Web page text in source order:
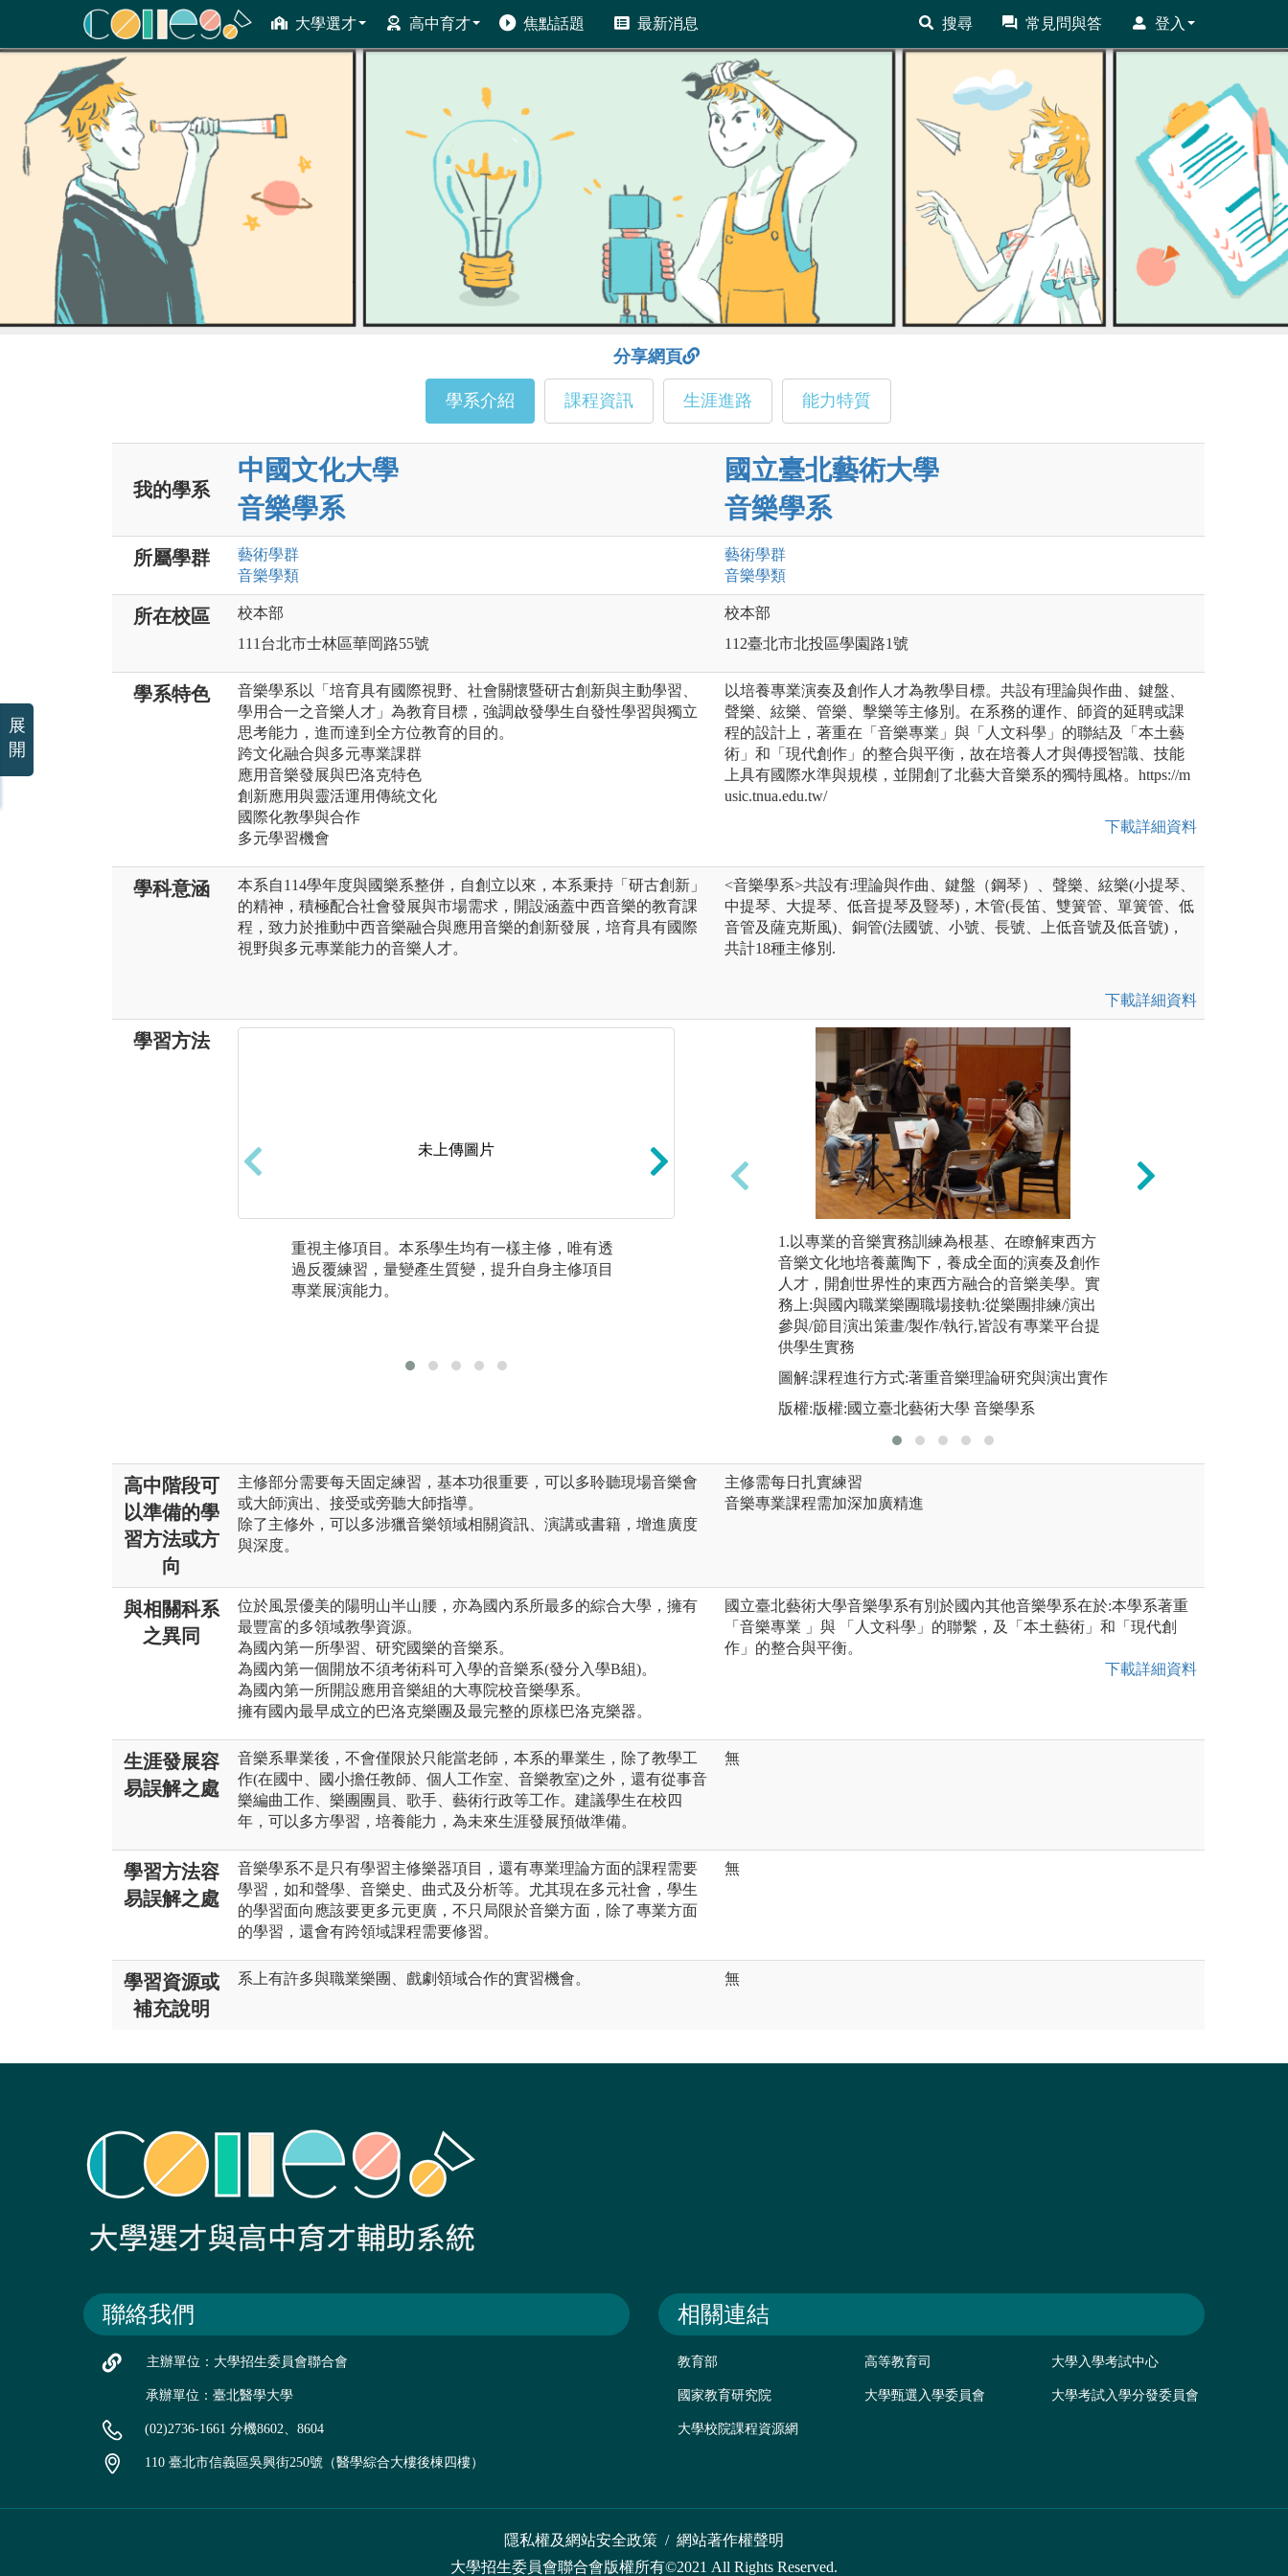
大學選才 高中育才 焦點話題 最新消息 搜尋 常見問與答 登入
ColleGo! 大學選才與高中育才輔助系統
分享網頁
學系介紹 課程資訊 生涯進路 能力特質
我的學系
中國文化大學
音樂學系
國立臺北藝術大學
音樂學系
所屬學群 藝術學群
音樂學類
藝術學群
音樂學類
所在校區
校本部
111台北市士林區華岡路55號
校本部
112臺北市北投區學園路1號
學系特色
音樂學系以「培育具有國際視野、社會關懷暨研古創新與主動學習、
學用合一之音樂人才」為教育目標，強調啟發學生自發性學習與獨立
思考能力，進而達到全方位教育的目的。
跨文化融合與多元專業課群
應用音樂發展與巴洛克特色
創新應用與靈活運用傳統文化
國際化教學與合作
多元學習機會
以培養專業演奏及創作人才為教學目標。共設有理論與作曲、鍵盤、
聲樂、絃樂、管樂、擊樂等主修別。在系務的運作、師資的延聘或課
程的設計上，著重在「音樂專業」與「人文科學」的聯結及「本土藝
術」和「現代創作」的整合與平衡，故在培養人才與傳授智識、技能
上具有國際水準與規模，並開創了北藝大音樂系的獨特風格。https://m
usic.tnua.edu.tw/
下載詳細資料
學科意涵
本系自114學年度與國樂系整併，自創立以來，本系秉持「研古創新」
的精神，積極配合社會發展與市場需求，開設涵蓋中西音樂的教育課
程，致力於推動中西音樂融合與應用音樂的創新發展，培育具有國際
視野與多元專業能力的音樂人才。
<音樂學系>共設有:理論與作曲、鍵盤（鋼琴）、聲樂、絃樂(小提琴、
中提琴、大提琴、低音提琴及豎琴)，木管(長笛、雙簧管、單簧管、低
音管及薩克斯風)、銅管(法國號、小號、長號、上低音號及低音號)，
共計18種主修別.
下載詳細資料
學習方法
未上傳圖片
重視主修項目。本系學生均有一樣主修，唯有透
過反覆練習，量變產生質變，提升自身主修項目
專業展演能力。
未上傳圖片
強化音樂基礎，提升專業應用能力。
1.以專業的音樂實務訓練為根基、在瞭解東西方
音樂文化地培養薰陶下，養成全面的演奏及創作
人才，開創世界性的東西方融合的音樂美學。實
務上:與國內職業樂團職場接軌:從樂團排練/演出
參與/節目演出策畫/製作/執行,皆設有專業平台提
供學生實務
圖解:課程進行方式:著重音樂理論研究與演出實作
版權:版權:國立臺北藝術大學 音樂學系
高中階段可
以準備的學
習方法或方
向
主修部分需要每天固定練習，基本功很重要，可以多聆聽現場音樂會
或大師演出、接受或旁聽大師指導。
除了主修外，可以多涉獵音樂領域相關資訊、演講或書籍，增進廣度
與深度。
主修需每日扎實練習
音樂專業課程需加深加廣精進
與相關科系
之異同
位於風景優美的陽明山半山腰，亦為國內系所最多的綜合大學，擁有
最豐富的多領域教學資源。
為國內第一所學習、研究國樂的音樂系。
為國內第一個開放不須考術科可入學的音樂系(發分入學B組)。
為國內第一所開設應用音樂組的大專院校音樂學系。
擁有國內最早成立的巴洛克樂團及最完整的原樣巴洛克樂器。
國立臺北藝術大學音樂學系有別於國內其他音樂學系在於:本學系著重
「音樂專業 」與 「人文科學」的聯繫，及「本土藝術」和「現代創
作」的整合與平衡。
下載詳細資料
生涯發展容
易誤解之處
音樂系畢業後，不會僅限於只能當老師，本系的畢業生，除了教學工
作(在國中、國小擔任教師、個人工作室、音樂教室)之外，還有從事音
樂編曲工作、樂團團員、歌手、藝術行政等工作。建議學生在校四
年，可以多方學習，培養能力，為未來生涯發展預做準備。
無
學習方法容
易誤解之處
音樂學系不是只有學習主修樂器項目，還有專業理論方面的課程需要
學習，如和聲學、音樂史、曲式及分析等。尤其現在多元社會，學生
的學習面向應該要更多元更廣，不只局限於音樂方面，除了專業方面
的學習，還會有跨領域課程需要修習。
無
學習資源或
補充說明
系上有許多與職業樂團、戲劇領域合作的實習機會。 無
聯絡我們
主辦單位：大學招生委員會聯合會
承辦單位：臺北醫學大學
(02)2736-1661 分機8602、8604
110 臺北市信義區吳興街250號（醫學綜合大樓後棟四樓）
相關連結
教育部 高等教育司 大學入學考試中心
國家教育研究院 大學甄選入學委員會 大學考試入學分發委員會
大學校院課程資源網
隱私權及網站安全政策 / 網站著作權聲明
大學招生委員會聯合會版權所有©2021 All Rights Reserved.
展
開